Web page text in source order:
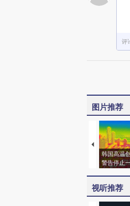
评
图片推荐
韩国高温
警告停止
视听推荐